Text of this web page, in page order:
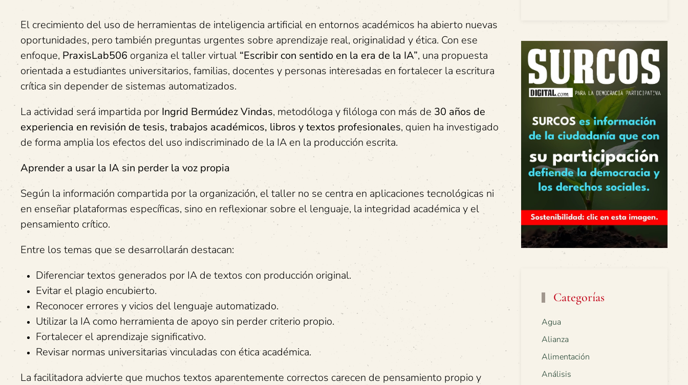
El crecimiento del uso de herramientas de inteligencia artificial en entornos académicos ha abierto nuevas
oportunidades, pero también preguntas urgentes sobre aprendizaje real, originalidad y ética. Con ese
enfoque, PraxisLab506 organiza el taller virtual “Escribir con sentido en la era de la IA”, una propuesta
orientada a estudiantes universitarios, familias, docentes y personas interesadas en fortalecer la escritura
crítica sin depender de sistemas automatizados.
La actividad será impartida por Ingrid Bermúdez Vindas, metodóloga y filóloga con más de 30 años de
experiencia en revisión de tesis, trabajos académicos, libros y textos profesionales, quien ha investigado
de forma amplia los efectos del uso indiscriminado de la IA en la producción escrita.
Aprender a usar la IA sin perder la voz propia
Según la información compartida por la organización, el taller no se centra en aplicaciones tecnológicas ni
en enseñar plataformas específicas, sino en reflexionar sobre el lenguaje, la integridad académica y el
pensamiento crítico.
Entre los temas que se desarrollarán destacan:
Diferenciar textos generados por IA de textos con producción original.
Evitar el plagio encubierto.
Reconocer errores y vicios del lenguaje automatizado.
Utilizar la IA como herramienta de apoyo sin perder criterio propio.
Fortalecer el aprendizaje significativo.
Revisar normas universitarias vinculadas con ética académica.
La facilitadora advierte que muchos textos aparentemente correctos carecen de pensamiento propio y
Categorías
Agua
Alianza
Alimentación
Análisis